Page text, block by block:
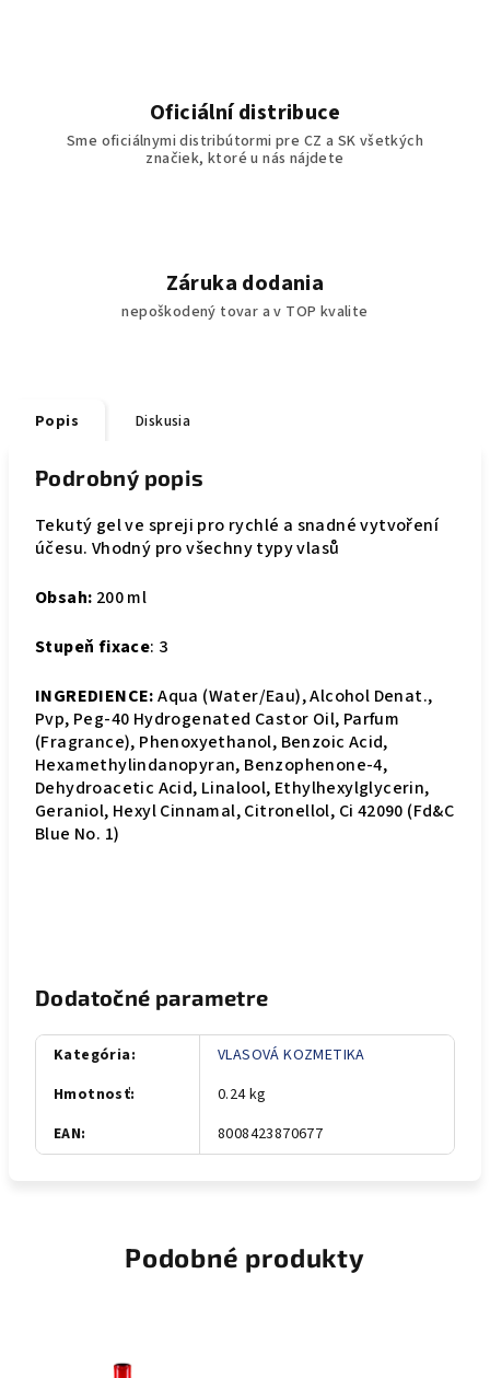
Oficiální distribuce
Sme oficiálnymi distribútormi pre CZ a SK všetkých
značiek, ktoré u nás nájdete
Záruka dodania
nepoškodený tovar a v TOP kvalite
Popis Diskusia
Podrobný popis
Tekutý gel ve spreji pro rychlé a snadné vytvoření
účesu. Vhodný pro všechny typy vlasů
Obsah: 200 ml
Stupeň fixace: 3
INGREDIENCE:Aqua (Water/Eau), Alcohol Denat.,
Pvp, Peg-40 Hydrogenated Castor Oil, Parfum
(Fragrance), Phenoxyethanol, Benzoic Acid,
Hexamethylindanopyran, Benzophenone-4,
Dehydroacetic Acid, Linalool, Ethylhexylglycerin,
Geraniol, Hexyl Cinnamal, Citronellol, Ci 42090 (Fd&C
Blue No. 1)
Dodatočné parametre
Kategória:
VLASOVÁ KOZMETIKA
Hmotnosť:
0.24 kg
EAN: 8008423870677
Podobné produkty